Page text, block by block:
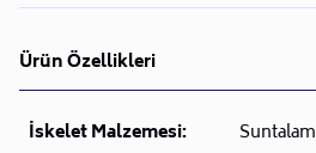
Ürün Özellikleri
İskelet Malzemesi:
Suntalam